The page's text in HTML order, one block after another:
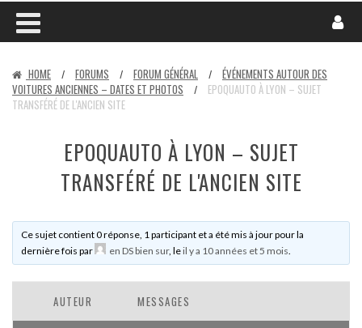
HOME / FORUMS / FORUM GÉNÉRAL /
ÉVÉNEMENTS AUTOUR DES
VOITURES ANCIENNES – DATES ET PHOTOS
/
EPOQUAUTO À LYON – SUJET
TRANSFÉRÉ DE L'ANCIEN SITE
EPOQUAUTO À LYON – SUJET
TRANSFÉRÉ DE L'ANCIEN SITE
Ce sujet contient 0 réponse, 1 participant et a été mis à jour pour la
dernière fois par
en DS bien sur, leil y a 10 années et 5 mois
AUTEUR MESSAGES